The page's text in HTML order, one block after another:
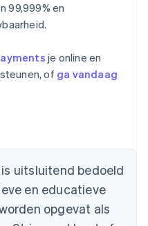
99,999% en
je online en
of ga vandaag
uitsluitend bedoeld
en educatieve
opgevat als